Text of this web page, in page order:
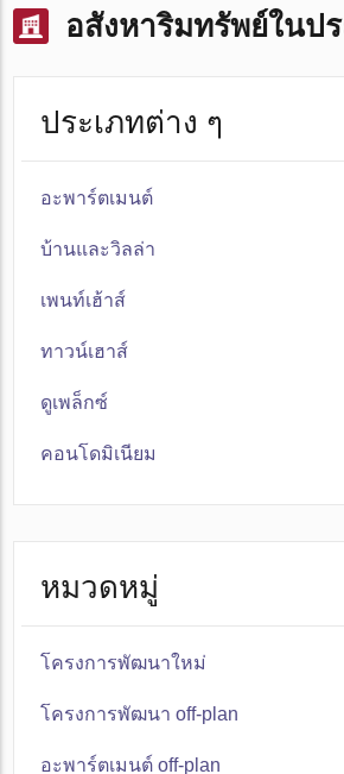
อสังหาริมทรัพย์ในป
ประเภทต่าง ๆ
อะพาร์ตเมนต์
บ้านและวิลล่า
เพนท์เฮ้าส์
ทาวน์เฮาส์
ดูเพล็กซ์
คอนโดมิเนียม
หมวดหมู่
โครงการพัฒนาใหม่
โครงการพัฒนา off-plan
อะพาร์ตเมนต์ off-plan